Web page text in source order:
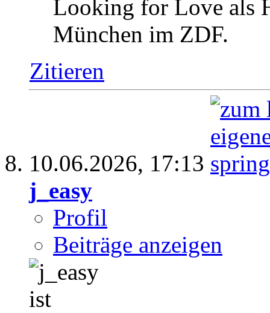
Looking for Love als
München im ZDF.
Zitieren
10.06.2026, 17:13
j_easy
Profil
Beiträge anzeigen